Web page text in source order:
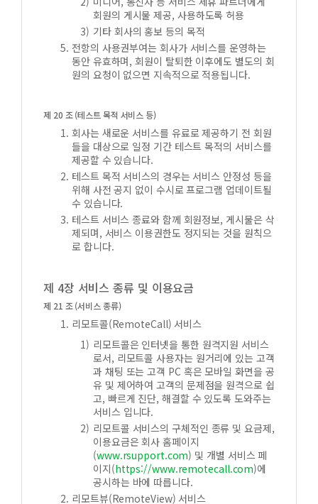
회원의 게시물 제공, 사용하도록 허용
기타 회사의 홍보 등의 목적
전항의 사용권부여는 회사가 서비스를 운영하는
동안 유효하며, 회원이 탈퇴한 이후에도 별도의 회
원의 요청이 없으면 지속적으로 적용됩니다.
제 20 조 (테스트 목적 서비스 등)
회사는 새로운 서비스를 유료로 제공하기 전 회원
들을 대상으로 일정 기간 테스트 목적의 서비스를
제공할 수 있습니다.
테스트 목적 서비스의 경우는 서비스 안정성 등을
위해 사전 공지 없이 수시로 프로그램 업데이트될
수 있습니다.
테스트 서비스 종료와 함께 회원정보, 게시물은 삭
제되며, 서비스 이용권한도 정지되는 것을 원칙으
로 합니다.
제 4장 서비스 종류 및 이용요금
제 21 조 (서비스 종류)
리모트콜(RemoteCall) 서비스
리모트콜은 인터넷을 통한 원격지원 서비스
로서, 리모트콜 사용자는 원거리에 있는 고객
과 채팅 또는 고객 PC 혹은 모바일 화면을 공
유 및 제어하여 고객의 문제점을 원격으로 쉽
고, 빠르게 진단, 해결할 수 있도록 도와주는
서비스 입니다.
리모트콜 서비스의 구체적인 종류 및 요금제,
이용요금은 회사 홈페이지
(www.rsupport.com) 및 개별 서비스 페
이지(https://www.remotecall.com)에
공시하는 바에 따릅니다.
리모트뷰(RemoteView) 서비스